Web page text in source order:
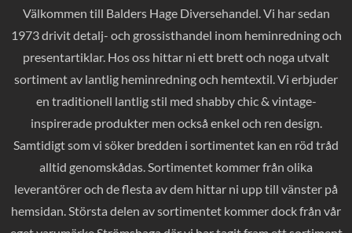
Välkommen till Balders Hage Diversehandel. Vi har sedan
1973 drivit detalj- och grossisthandel inom heminredning och
presentartiklar. Hos oss hittar ni ett brett och noga utvalt
sortiment av lantlig heminredning och hemtextil. Vi erbjuder
en traditionell lantlig stil med shabby chic & vintage-
inspirerade produkter men också enkel och ren design.
Samtidigt som vi söker bredden i sortimentet kan en röd tråd
alltid genomskådas. Sortimentet kommer från olika
leverantörer och de flesta av dem hittar ni upp till vänster på
hemsidan. Största delen av sortimentet kommer dock från vår